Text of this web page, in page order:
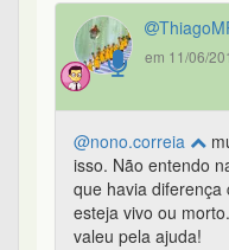
em 11/06/
@nono.correia
isso. Não entendo
que havia
esteja vivo ou
valeu pela ajuda!